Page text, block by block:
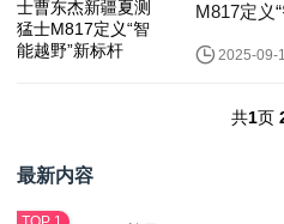
M817定义
2025-09-
共1页
最新内容